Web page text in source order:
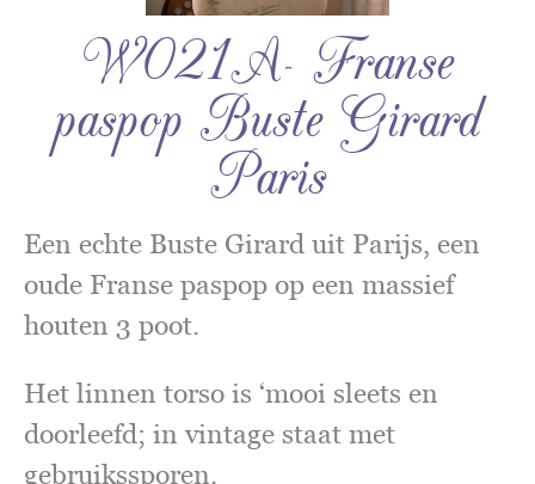
W021A- Franse
paspop Buste Girard
Paris
Een echte Buste Girard uit Parijs, een
oude Franse paspop op een massief
houten 3 poot.
Het linnen torso is ‘mooi sleets en
doorleefd; in vintage staat met
gebruikssporen.